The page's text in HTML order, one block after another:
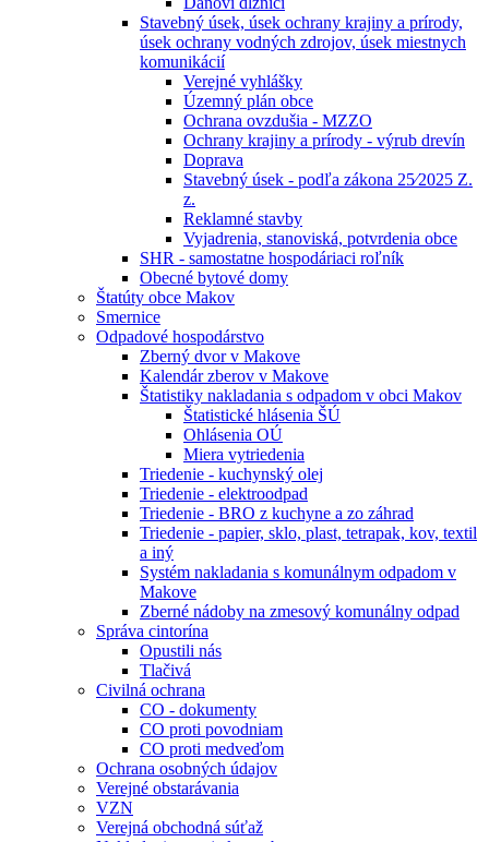
Stavebný úsek, úsek ochrany krajiny a prírody,
úsek ochrany vodných zdrojov, úsek miestnych
komunikácií
Verejné vyhlášky
Územný plán obce
Ochrana ovzdušia - MZZO
Ochrany krajiny a prírody - výrub drevín
Doprava
Stavebný úsek - podľa zákona 25⁄2025 Z.
z.
Reklamné stavby
Vyjadrenia, stanoviská, potvrdenia obce
SHR - samostatne hospodáriaci roľník
Obecné bytové domy
Štatúty obce Makov
Smernice
Odpadové hospodárstvo
Zberný dvor v Makove
Kalendár zberov v Makove
Štatistiky nakladania s odpadom v obci Makov
Štatistické hlásenia ŠÚ
Ohlásenia OÚ
Miera vytriedenia
Triedenie - kuchynský olej
Triedenie - elektroodpad
Triedenie - BRO z kuchyne a zo záhrad
Triedenie - papier, sklo, plast, tetrapak, kov, textil
a iný
Systém nakladania s komunálnym odpadom v
Makove
Zberné nádoby na zmesový komunálny odpad
Správa cintorína
Opustili nás
Tlačivá
Civilná ochrana
CO - dokumenty
CO proti povodniam
CO proti medveďom
Ochrana osobných údajov
Verejné obstarávania
VZN
Verejná obchodná súťaž